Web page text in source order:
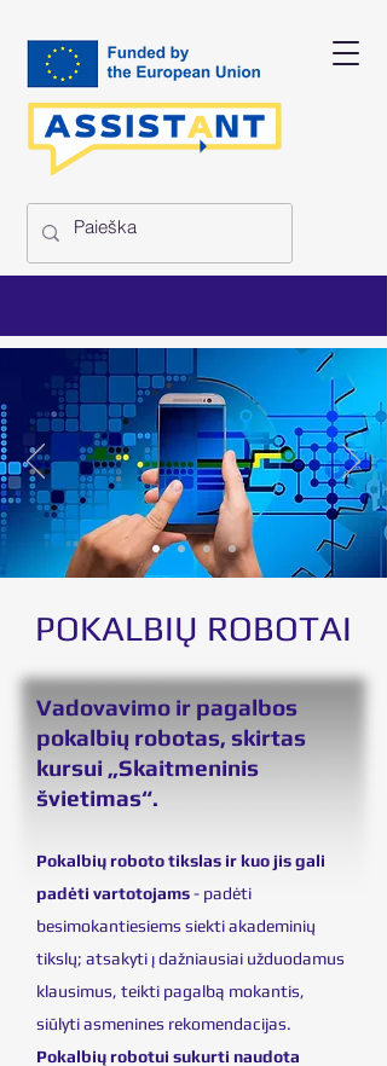
POKALBIŲ ROBOTAI
Vadovavimo ir pagalbos
pokalbių robotas, skirtas
kursui „Skaitmeninis
švietimas“.
Pokalbių roboto tikslas ir kuo jis gali
padėti vartotojams- padėti
besimokantiesiems siekti akademinių
tikslų; atsakyti į dažniausiai užduodamus
klausimus, teikti pagalbą mokantis,
siūlyti asmenines rekomendacijas.
Pokalbių robotui sukurti naudota